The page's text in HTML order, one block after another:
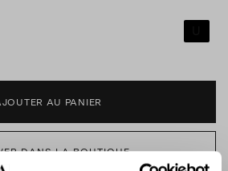
AJOUTER AU PANIER
DANS LA BOUTIQUE